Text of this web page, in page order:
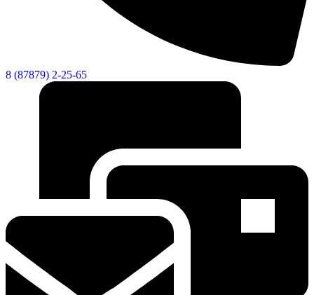
8 (87879) 2-25-65